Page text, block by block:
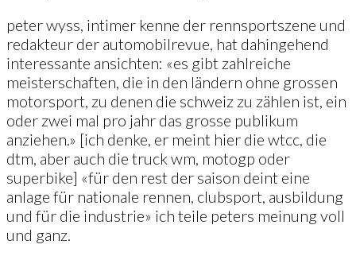
peter wyss, intimer kenne der rennsportszene und
redakteur der automobilrevue, hat dahingehend
interessante ansichten: «es gibt zahlreiche
meisterschaften, die in den ländern ohne grossen
motorsport, zu denen die schweiz zu zählen ist, ein
oder zwei mal pro jahr das grosse publikum
anziehen.» [ich denke, er meint hier die wtcc, die
dtm, aber auch die truck wm, motogp oder
superbike] «für den rest der saison deint eine
anlage für nationale rennen, clubsport, ausbildung
und für die industrie» ich teile peters meinung voll
und ganz.